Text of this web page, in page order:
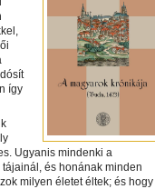
így
Ugyanis mindenki a
és honának minden
milyen életet éltek; és hogy